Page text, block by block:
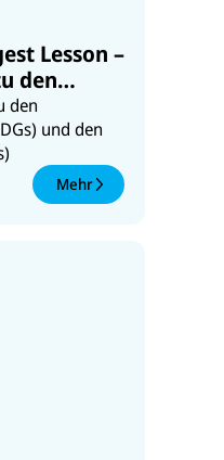
Lesson –
den
den
und den
Mehr